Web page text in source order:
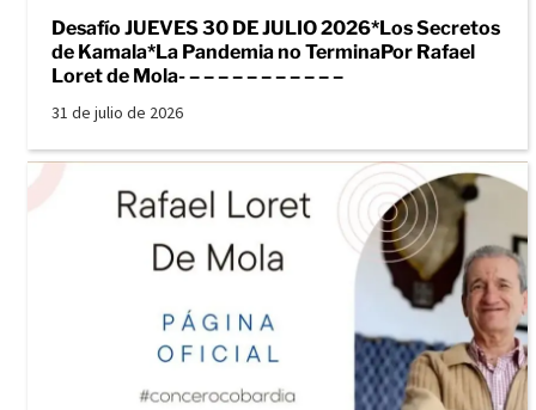
Desafío JUEVES 30 DE JULIO 2026*Los Secretos
de Kamala*La Pandemia no TerminaPor Rafael
Loret de Mola- – – – – – – – – – – –
31 de julio de 2026